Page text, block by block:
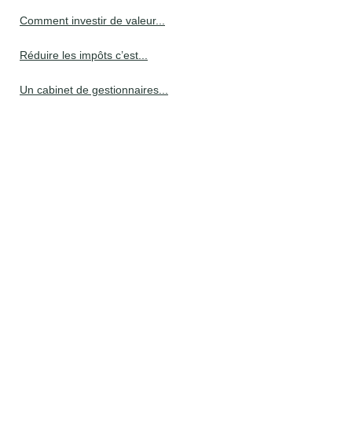
Comment investir de valeur...
Réduire les impôts c’est...
Un cabinet de gestionnaires...